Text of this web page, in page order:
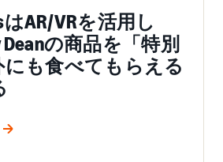
はAR/VRを活用し
の商品を「特別
にも食べてもらえる